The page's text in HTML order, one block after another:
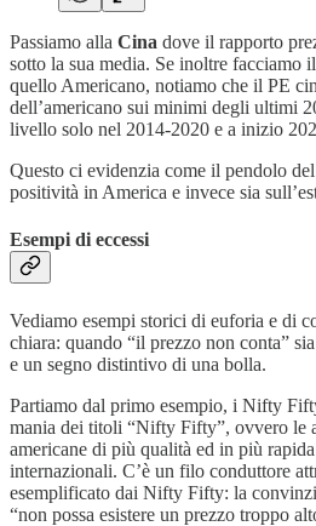
Passiamo alla Cina dove il rapporto
sotto la sua media. Se inoltre facciamo
quello Americano, notiamo che il PE
dell’americano sui minimi degli ultimi
livello solo nel 2014-2020 e a inizio
Questo ci evidenzia come il pendolo del
positività in America e invece sia
Esempi di eccessi
Vediamo esempi storici di euforia e di
chiara: quando “il prezzo non conta”
e un segno distintivo di una bolla.
Partiamo dal primo esempio, i Nifty
mania dei titoli “Nifty Fifty”, ovvero le
americane di più qualità ed in più
internazionali. C’è un filo conduttore
esemplificato dai Nifty Fifty: la
“non possa esistere un prezzo troppo